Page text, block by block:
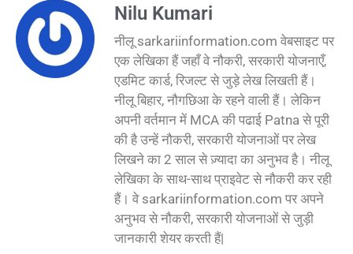
Nilu Kumari
नीलू sarkariinformation.com वेबसाइट पर
एक लेखिका हैं जहाँ वे नौकरी, सरकारी योजनाएँ,
एडमिट कार्ड, रिजल्ट से जुड़े लेख लिखती हैं।
नीलू बिहार, नौगछिआ के रहने वाली हैं। लेकिन
अपनी वर्तमान में MCA की पढाई Patna से पूरी
की है उन्हें नौकरी, सरकारी योजनाओं पर लेख
लिखने का 2 साल से ज़्यादा का अनुभव है। नीलू
लेखिका के साथ-साथ प्राइवेट से नौकरी कर रही
हैं। वे sarkariinformation.com पर अपने
अनुभव से नौकरी, सरकारी योजनाओं से जुड़ी
जानकारी शेयर करती हैं|